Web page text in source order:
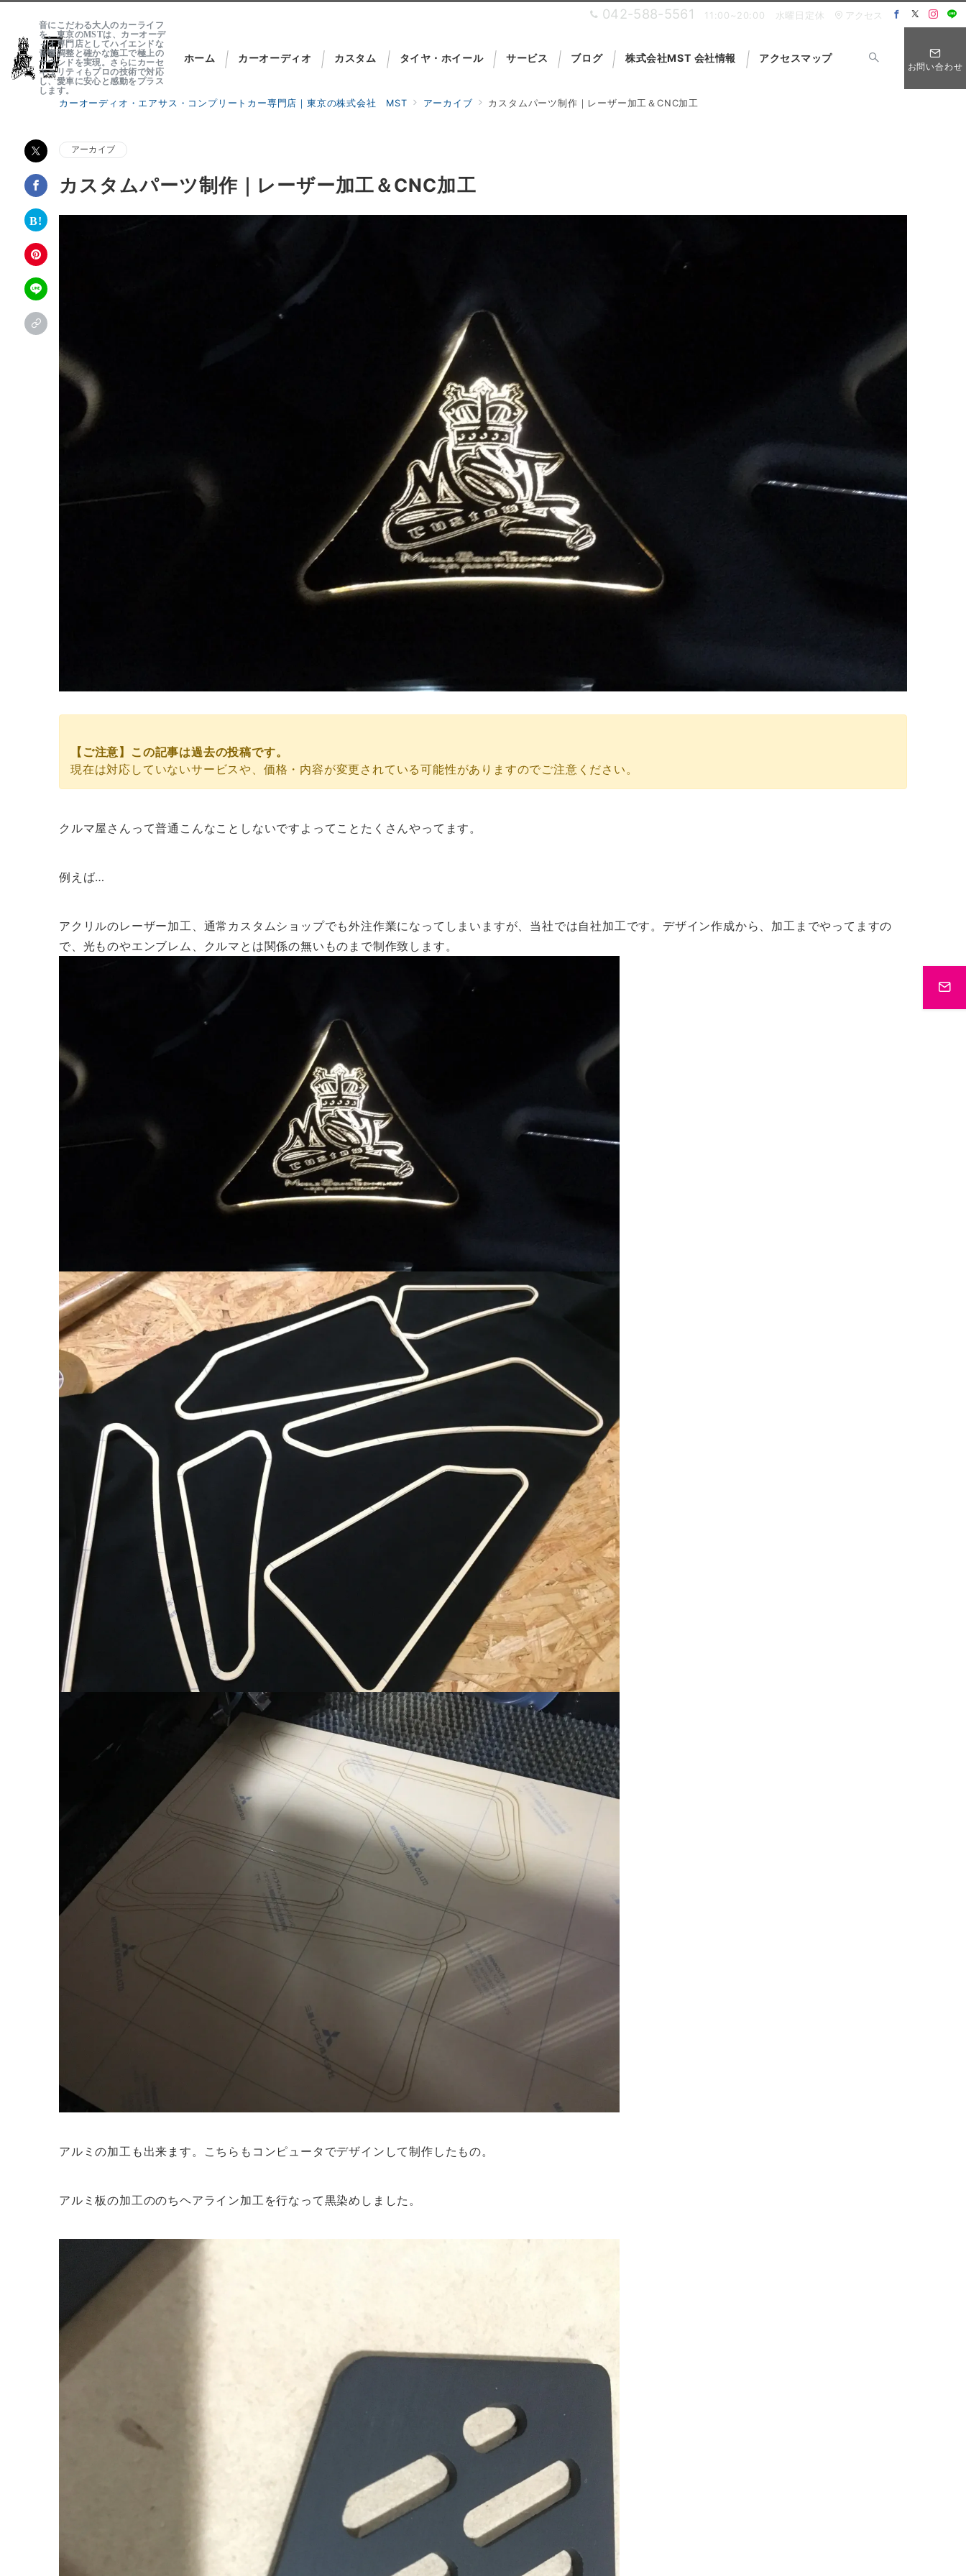
042-588-5561 11:00~20:00 水曜日定休 アクセス
音にこだわる大人のカーライフ
を。東京のMSTは、カーオーデ
ィオ専門店としてハイエンドな
音響調整と確かな施工で極上の
サウンドを実現。さらにカーセ
キュリティもプロの技術で対応
し、愛車に安心と感動をプラス
します。
ホーム カーオーディオ カスタム タイヤ・ホイール サービス ブログ 株式会社MST 会社情報 アクセスマップ
お問い合わせ
カーオーディオ・エアサス・コンプリートカー専門店｜東京の株式会社 MST アーカイブ カスタムパーツ制作｜レーザー加工＆CNC加工
アーカイブ
カスタムパーツ制作｜レーザー加工＆CNC加工
【ご注意】この記事は過去の投稿です。
現在は対応していないサービスや、価格・内容が変更されている可能性がありますのでご注意ください。
クルマ屋さんって普通こんなことしないですよってことたくさんやってます。
例えば…
アクリルのレーザー加工、通常カスタムショップでも外注作業になってしまいますが、当社では自社加工です。デザイン作成から、加工までやってますの
で、光ものやエンブレム、クルマとは関係の無いものまで制作致します。
アルミの加工も出来ます。こちらもコンピュータでデザインして制作したもの。
アルミ板の加工ののちヘアライン加工を行なって黒染めしました。
各セクション毎に専門ブランドを立ち上げプロショップを運営しており
エアサス、ホイールをはじめ様々なカスタマイズを行う
プロショップブランド
Car Security Pro Shop
MSTでは、大切な愛車を盗難イタズラから守るカーセキ
ュリティに力を入れております。